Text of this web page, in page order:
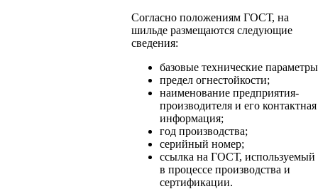
Согласно положениям ГОСТ, на
шильде размещаются следующие
сведения:
базовые технические
предел огнестойкости;
наименование предприятия-
производителя и его контактная
информация;
год производства;
серийный номер;
ссылка на ГОСТ, используемый
в процессе производства и
сертификации.